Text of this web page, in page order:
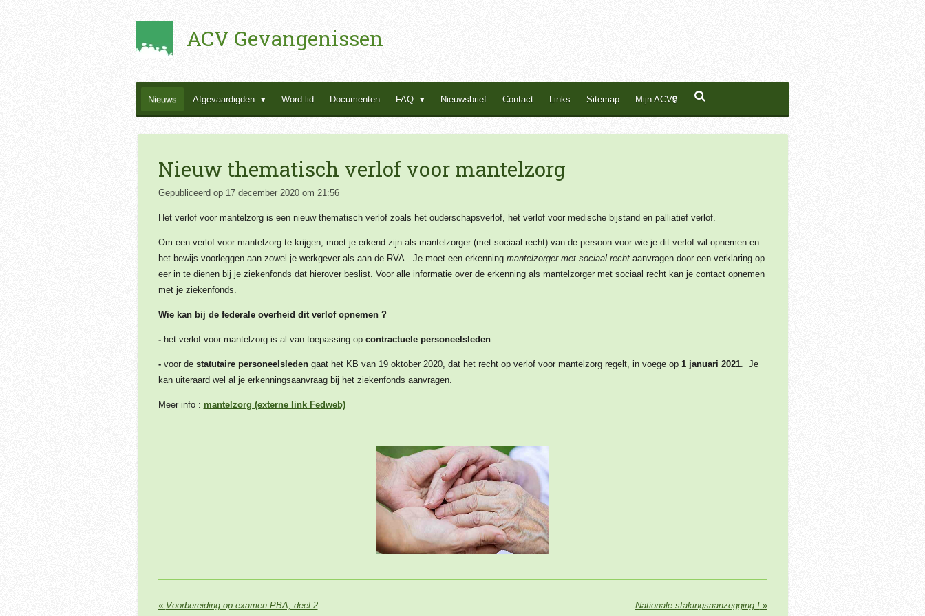
ACV Gevangenissen
Nieuws Afgevaardigden Word lid Documenten FAQ Nieuwsbrief Contact Links Sitemap Mijn ACV🔒
Nieuw thematisch verlof voor mantelzorg
Gepubliceerd op 17 december 2020 om 21:56
Het verlof voor mantelzorg is een nieuw thematisch verlof zoals het ouderschapsverlof, het verlof voor medische bijstand en palliatief verlof.
Om een verlof voor mantelzorg te krijgen, moet je erkend zijn als mantelzorger (met sociaal recht) van de persoon voor wie je dit verlof wil opnemen en
het bewijs voorleggen aan zowel je werkgever als aan de RVA. Je moet een erkenning mantelzorger met sociaal rechtaanvragen door een verklaring op
eer in te dienen bij je ziekenfonds dat hierover beslist. Voor alle informatie over de erkenning als mantelzorger met sociaal recht kan je contact opnemen
met je ziekenfonds.
Wie kan bij de federale overheid dit verlof opnemen ?
- het verlof voor mantelzorg is al van toepassing op contractuele personeelsleden
- voorde statutaire personeelsleden gaat het KB van 19 oktober 2020, dat het recht op verlof voor mantelzorg regelt, in voege op 1 januari 2021. Je
kan uiteraard wel al je erkenningsaanvraag bij het ziekenfonds aanvragen.
Meer info : mantelzorg (externe link Fedweb)
« Voorbereiding op examen PBA, deel 2 Nationale stakingsaanzegging !»